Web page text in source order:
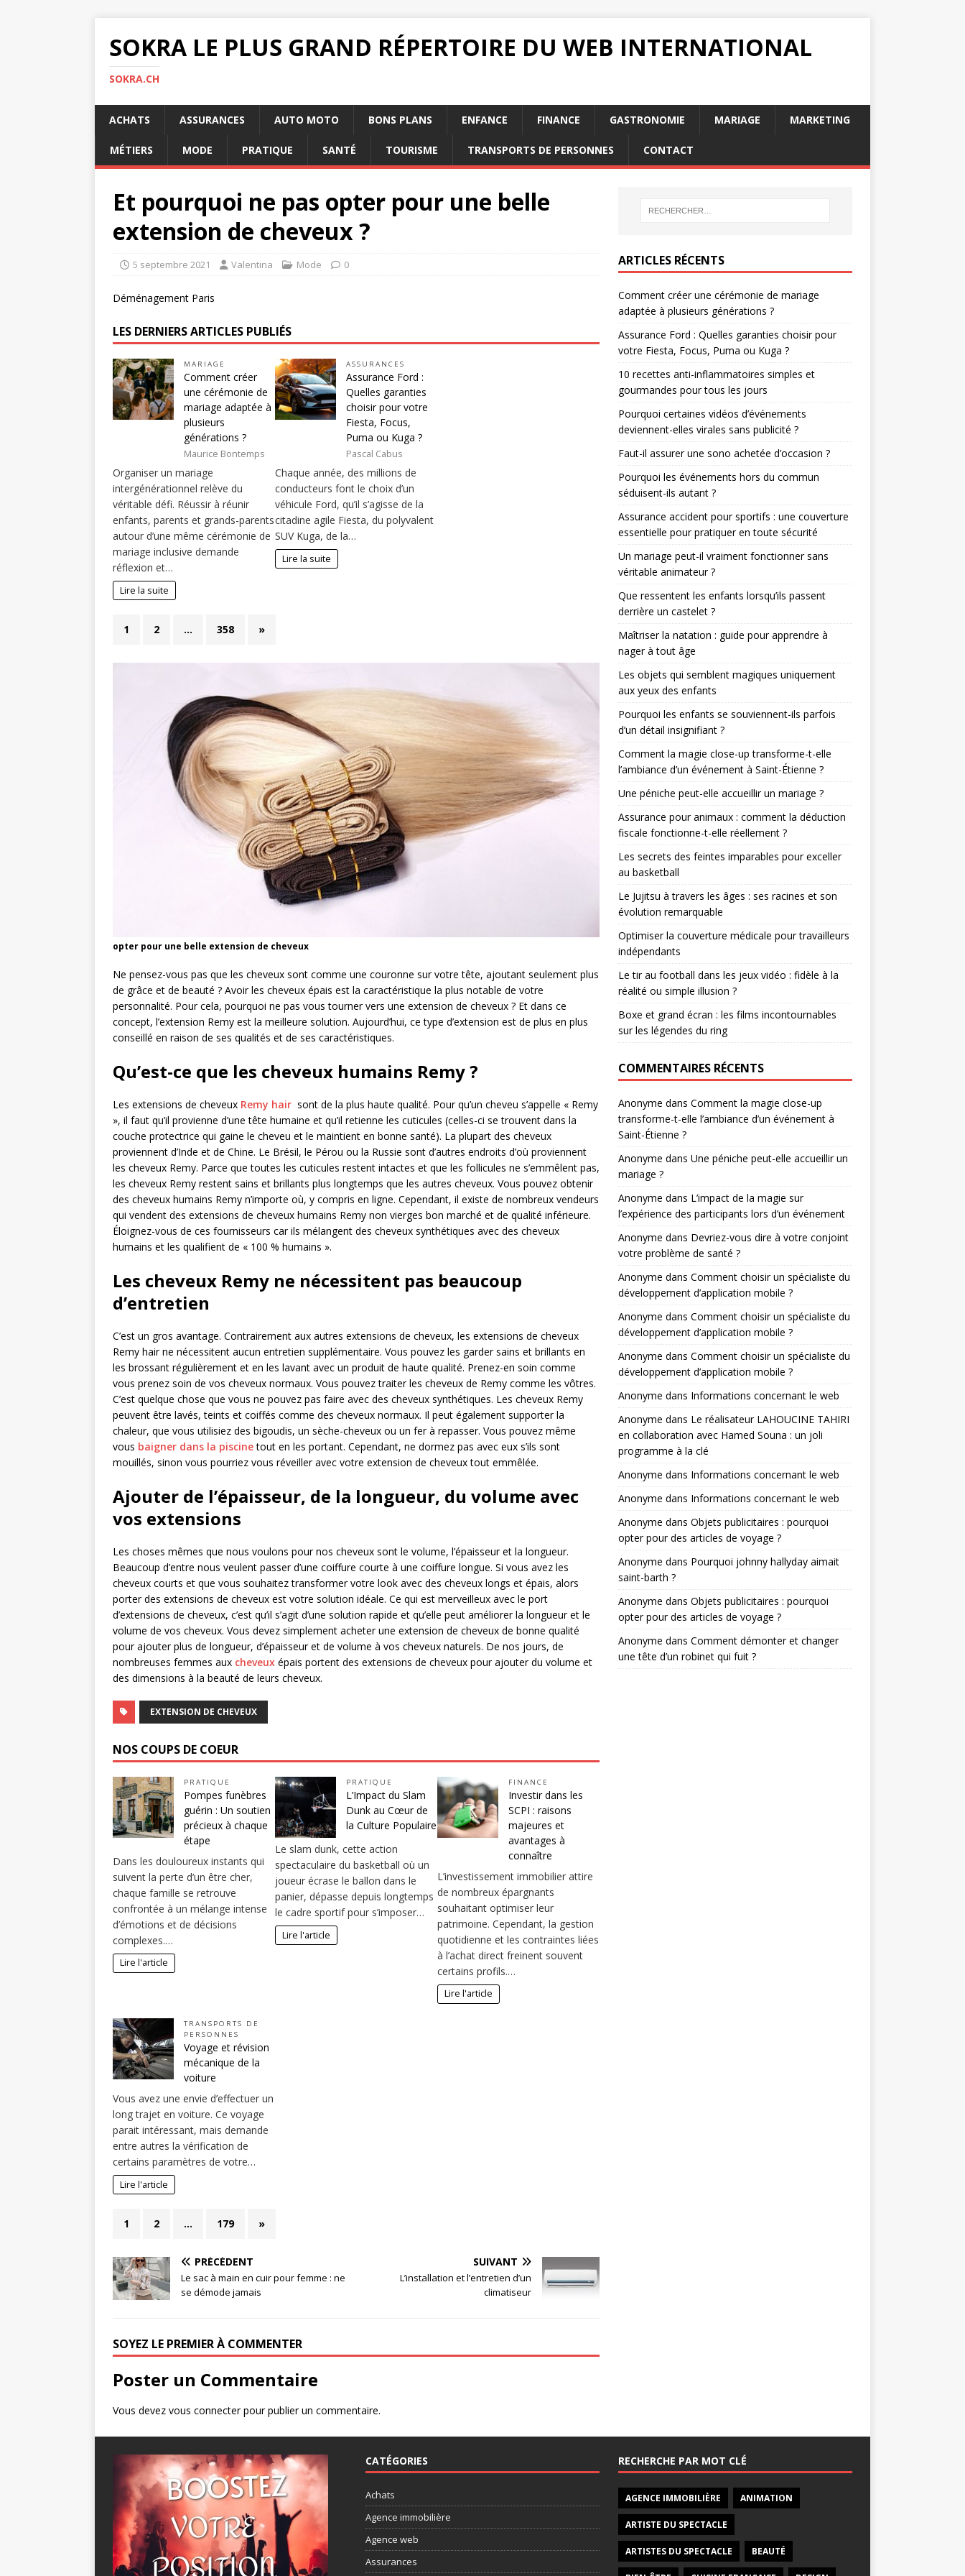
SOKRA LE PLUS GRAND RÉPERTOIRE DU WEB INTERNATIONAL
SOKRA.CH
ACHATS ASSURANCES AUTO MOTO BONS PLANS ENFANCE FINANCE GASTRONOMIE MARIAGE MARKETING
MÉTIERS MODE PRATIQUE SANTÉ TOURISME TRANSPORTS DE PERSONNES CONTACT
Et pourquoi ne pas opter pour une belle
extension de cheveux ?
5 septembre 2021 Valentina Mode 0
Déménagement Paris
LES DERNIERS ARTICLES PUBLIÉS
MARIAGE
Comment créer
une cérémonie de
mariage adaptée à
plusieurs
générations ?
Maurice Bontemps
Organiser un mariage
intergénérationnel relève du
véritable défi. Réussir à réunir
enfants, parents et grands-parents
autour d’une même cérémonie de
mariage inclusive demande
réflexion et…
Lire la suite
ASSURANCES
Assurance Ford :
Quelles garanties
choisir pour votre
Fiesta, Focus,
Puma ou Kuga ?
Pascal Cabus
Chaque année, des millions de
conducteurs font le choix d’un
véhicule Ford, qu’il s’agisse de la
citadine agile Fiesta, du polyvalent
SUV Kuga, de la…
Lire la suite
1 2 … 358 »
opter pour une belle extension de cheveux
Ne pensez-vous pas que les cheveux sont comme une couronne sur votre tête, ajoutant seulement plus
de grâce et de beauté ? Avoir les cheveux épais est la caractéristique la plus notable de votre
personnalité. Pour cela, pourquoi ne pas vous tourner vers une extension de cheveux ? Et dans ce
concept, l’extension Remy est la meilleure solution. Aujourd’hui, ce type d’extension est de plus en plus
conseillé en raison de ses qualités et de ses caractéristiques.
Qu’est-ce que les cheveux humains Remy ?
Les extensions de cheveux Remy hair sont de la plus haute qualité. Pour qu’un cheveu s’appelle « Remy
», il faut qu’il provienne d’une tête humaine et qu’il retienne les cuticules (celles-ci se trouvent dans la
couche protectrice qui gaine le cheveu et le maintient en bonne santé). La plupart des cheveux
proviennent d’Inde et de Chine. Le Brésil, le Pérou ou la Russie sont d’autres endroits d’où proviennent
les cheveux Remy. Parce que toutes les cuticules restent intactes et que les follicules ne s’emmêlent pas,
les cheveux Remy restent sains et brillants plus longtemps que les autres cheveux. Vous pouvez obtenir
des cheveux humains Remy n’importe où, y compris en ligne. Cependant, il existe de nombreux vendeurs
qui vendent des extensions de cheveux humains Remy non vierges bon marché et de qualité inférieure.
Éloignez-vous de ces fournisseurs car ils mélangent des cheveux synthétiques avec des cheveux
humains et les qualifient de « 100 % humains ».
Les cheveux Remy ne nécessitent pas beaucoup
d’entretien
C’est un gros avantage. Contrairement aux autres extensions de cheveux, les extensions de cheveux
Remy hair ne nécessitent aucun entretien supplémentaire. Vous pouvez les garder sains et brillants en
les brossant régulièrement et en les lavant avec un produit de haute qualité. Prenez-en soin comme
vous prenez soin de vos cheveux normaux. Vous pouvez traiter les cheveux de Remy comme les vôtres.
C’est quelque chose que vous ne pouvez pas faire avec des cheveux synthétiques. Les cheveux Remy
peuvent être lavés, teints et coiffés comme des cheveux normaux. Il peut également supporter la
chaleur, que vous utilisiez des bigoudis, un sèche-cheveux ou un fer à repasser. Vous pouvez même
vous baigner dans la piscinetout en les portant. Cependant, ne dormez pas avec eux s’ils sont
mouillés, sinon vous pourriez vous réveiller avec votre extension de cheveux tout emmêlée.
Ajouter de l’épaisseur, de la longueur, du volume avec
vos extensions
Les choses mêmes que nous voulons pour nos cheveux sont le volume, l’épaisseur et la longueur.
Beaucoup d’entre nous veulent passer d’une coiffure courte à une coiffure longue. Si vous avez les
cheveux courts et que vous souhaitez transformer votre look avec des cheveux longs et épais, alors
porter des extensions de cheveux est votre solution idéale. Ce qui est merveilleux avec le port
d’extensions de cheveux, c’est qu’il s’agit d’une solution rapide et qu’elle peut améliorer la longueur et le
volume de vos cheveux. Vous devez simplement acheter une extension de cheveux de bonne qualité
pour ajouter plus de longueur, d’épaisseur et de volume à vos cheveux naturels. De nos jours, de
nombreuses femmes aux cheveux épais portent des extensions de cheveux pour ajouter du volume et
des dimensions à la beauté de leurs cheveux.
EXTENSION DE CHEVEUX
NOS COUPS DE COEUR
PRATIQUE
Pompes funèbres
guérin : Un soutien
précieux à chaque
étape
Dans les douloureux instants qui
suivent la perte d’un être cher,
chaque famille se retrouve
confrontée à un mélange intense
d’émotions et de décisions
complexes.…
Lire l'article
PRATIQUE
L’Impact du Slam
Dunk au Cœur de
la Culture Populaire
Le slam dunk, cette action
spectaculaire du basketball où un
joueur écrase le ballon dans le
panier, dépasse depuis longtemps
le cadre sportif pour s’imposer…
Lire l'article
FINANCE
Investir dans les
SCPI : raisons
majeures et
avantages à
connaître
L’investissement immobilier attire
de nombreux épargnants
souhaitant optimiser leur
patrimoine. Cependant, la gestion
quotidienne et les contraintes liées
à l’achat direct freinent souvent
certains profils.…
Lire l'article
TRANSPORTS DE
PERSONNES
Voyage et révision
mécanique de la
voiture
Vous avez une envie d’effectuer un
long trajet en voiture. Ce voyage
parait intéressant, mais demande
entre autres la vérification de
certains paramètres de votre…
Lire l'article
1 2 … 179 »
PRÉCÉDENT
Le sac à main en cuir pour femme : ne
se démode jamais
SUIVANT
L’installation et l’entretien d’un
climatiseur
SOYEZ LE PREMIER À COMMENTER
Poster un Commentaire
Vous devez vous connecterpour publier un commentaire.
ARTICLES RÉCENTS
Comment créer une cérémonie de mariage
adaptée à plusieurs générations ?
Assurance Ford : Quelles garanties choisir pour
votre Fiesta, Focus, Puma ou Kuga ?
10 recettes anti-inflammatoires simples et
gourmandes pour tous les jours
Pourquoi certaines vidéos d’événements
deviennent-elles virales sans publicité ?
Faut-il assurer une sono achetée d’occasion ?
Pourquoi les événements hors du commun
séduisent-ils autant ?
Assurance accident pour sportifs : une couverture
essentielle pour pratiquer en toute sécurité
Un mariage peut-il vraiment fonctionner sans
véritable animateur ?
Que ressentent les enfants lorsqu’ils passent
derrière un castelet ?
Maîtriser la natation : guide pour apprendre à
nager à tout âge
Les objets qui semblent magiques uniquement
aux yeux des enfants
Pourquoi les enfants se souviennent-ils parfois
d’un détail insignifiant ?
Comment la magie close-up transforme-t-elle
l’ambiance d’un événement à Saint-Étienne ?
Une péniche peut-elle accueillir un mariage ?
Assurance pour animaux : comment la déduction
fiscale fonctionne-t-elle réellement ?
Les secrets des feintes imparables pour exceller
au basketball
Le Jujitsu à travers les âges : ses racines et son
évolution remarquable
Optimiser la couverture médicale pour travailleurs
indépendants
Le tir au football dans les jeux vidéo : fidèle à la
réalité ou simple illusion ?
Boxe et grand écran : les films incontournables
sur les légendes du ring
COMMENTAIRES RÉCENTS
Anonyme dans Comment la magie close-up
transforme-t-elle l’ambiance d’un événement à
Saint-Étienne ?
Anonyme dans Une péniche peut-elle accueillir un
mariage ?
Anonyme dans L’impact de la magie sur
l’expérience des participants lors d’un événement
Anonyme dans Devriez-vous dire à votre conjoint
votre problème de santé ?
Anonyme dans Comment choisir un spécialiste du
développement d’application mobile ?
Anonyme dans Comment choisir un spécialiste du
développement d’application mobile ?
Anonyme dans Comment choisir un spécialiste du
développement d’application mobile ?
Anonyme dans Informations concernant le web
Anonyme dans Le réalisateur LAHOUCINE TAHIRI
en collaboration avec Hamed Souna : un joli
programme à la clé
Anonyme dans Informations concernant le web
Anonyme dans Informations concernant le web
Anonyme dans Objets publicitaires : pourquoi
opter pour des articles de voyage ?
Anonyme dans Pourquoi johnny hallyday aimait
saint-barth ?
Anonyme dans Objets publicitaires : pourquoi
opter pour des articles de voyage ?
Anonyme dans Comment démonter et changer
une tête d’un robinet qui fuit ?
CATÉGORIES
Achats
Agence immobilière
Agence web
Assurances
RECHERCHE PAR MOT CLÉ
AGENCE IMMOBILIÈRE ANIMATION
ARTISTE DU SPECTACLE
ARTISTES DU SPECTACLE BEAUTÉ